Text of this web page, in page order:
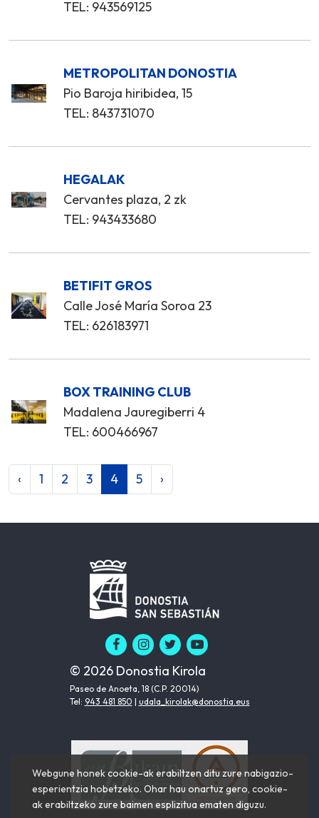
TEL: 943569125
METROPOLITAN DONOSTIA
Pio Baroja hiribidea, 15
TEL: 843731070
HEGALAK
Cervantes plaza, 2 zk
TEL: 943433680
BETIFIT GROS
Calle José María Soroa 23
TEL: 626183971
BOX TRAINING CLUB
Madalena Jauregiberri 4
TEL: 600466967
‹ 1 2 3 4 5 ›
© 2026 Donostia Kirola
Paseo de Anoeta, 18 (C.P. 20014)
Tel: 943 481 850 | udala_kirolak@donostia.eus
Webgune honek cookie-ak erabiltzen ditu zure nabigazio-
esperientzia hobetzeko. Ohar hau onartuz gero, cookie-
ak erabiltzeko zure baimen esplizitua ematen diguzu.